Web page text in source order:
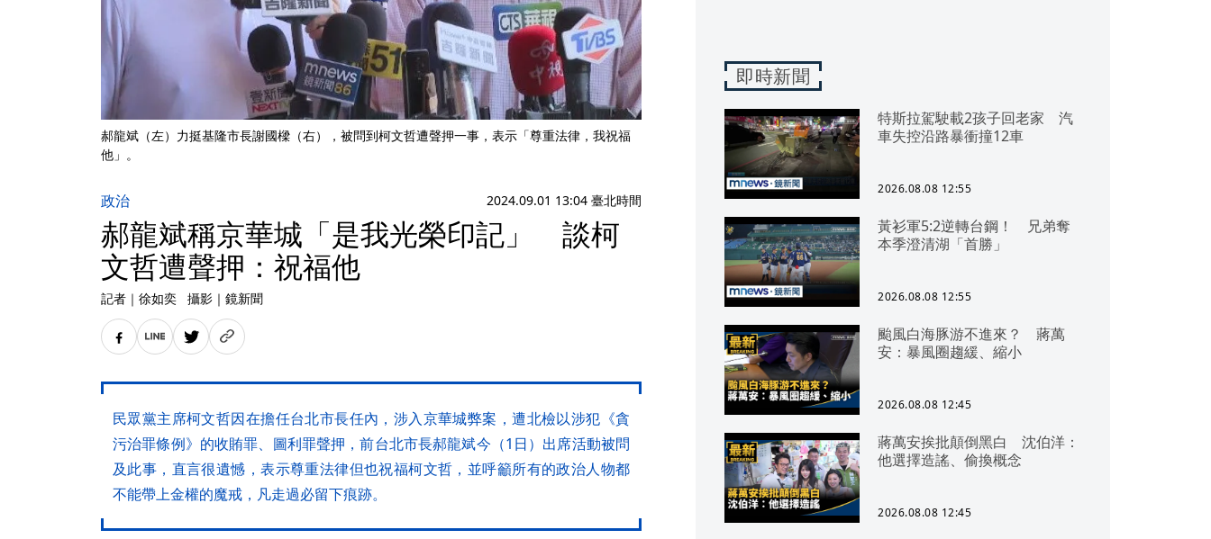
郝龍斌（左）力挺基隆市長謝國樑（右），被問到柯文哲遭聲押一事，表示「尊重法律，我祝福
他」。
政治 2024.09.01 13:04 臺北時間
郝龍斌稱京華城「是我光榮印記」 談柯
文哲遭聲押：祝福他
記者 ｜ 徐如奕 攝影 ｜ 鏡新聞
民眾黨主席柯文哲因在擔任台北市長任內，涉入京華城弊案，遭北檢以涉犯《貪
污治罪條例》的收賄罪、圖利罪聲押，前台北市長郝龍斌今（1日）出席活動被問
及此事，直言很遺憾，表示尊重法律但也祝福柯文哲，並呼籲所有的政治人物都
不能帶上金權的魔戒，凡走過必留下痕跡。
即時新聞
特斯拉駕駛載2孩子回老家 汽
車失控沿路暴衝撞12車
2026.08.08 12:55
黃衫軍5:2逆轉台鋼！ 兄弟奪
本季澄清湖「首勝」
2026.08.08 12:55
颱風白海豚游不進來？ 蔣萬
安：暴風圈趨緩、縮小
2026.08.08 12:45
蔣萬安挨批顛倒黑白 沈伯洋：
他選擇造謠、偷換概念
2026.08.08 12:45